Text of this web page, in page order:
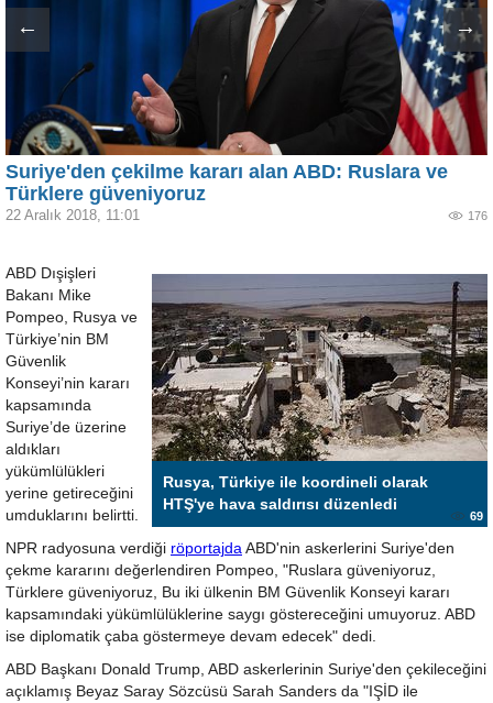
← →
Suriye'den çekilme kararı alan ABD: Ruslara ve
Türklere güveniyoruz
22 Aralık 2018, 11:01 176
Rusya, Türkiye ile koordineli olarak
HTŞ'ye hava saldırısı düzenledi
69
ABD Dışişleri
Bakanı Mike
Pompeo, Rusya ve
Türkiye’nin BM
Güvenlik
Konseyi’nin kararı
kapsamında
Suriye’de üzerine
aldıkları
yükümlülükleri
yerine getireceğini
umduklarını belirtti.
NPR radyosuna verdiği röportajda ABD'nin askerlerini Suriye'den
çekme kararını değerlendiren Pompeo, "Ruslara güveniyoruz,
Türklere güveniyoruz, Bu iki ülkenin BM Güvenlik Konseyi kararı
kapsamındaki yükümlülüklerine saygı göstereceğini umuyoruz. ABD
ise diplomatik çaba göstermeye devam edecek" dedi.
ABD Başkanı Donald Trump, ABD askerlerinin Suriye'den çekileceğini
açıklamış Beyaz Saray Sözcüsü Sarah Sanders da "IŞİD ile